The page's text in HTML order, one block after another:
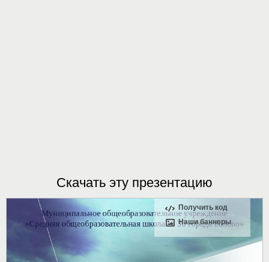
Скачать эту презентацию
Получить код
Наши баннеры